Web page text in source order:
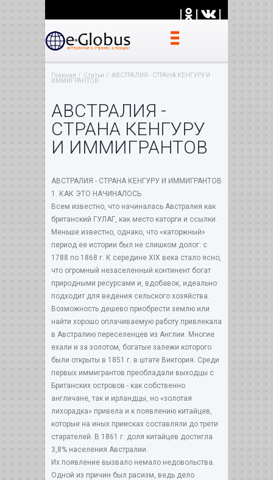
| | |
Главная Статьи
АВСТРАЛИЯ - СТРАНА КЕНГУРУ И
ИММИГРАНТОВ
АВСТРАЛИЯ -
СТРАНА КЕНГУРУ
И ИММИГРАНТОВ
АВСТРАЛИЯ - СТРАНА КЕНГУРУ И ИММИГРАНТОВ
1. КАК ЭТО НАЧИНАЛОСЬ
Всем известно, что начиналась Австралия как
британский ГУЛАГ, как место каторги и ссылки.
Меньше известно, однако, что «каторжный»
период ее истории был не слишком долог: с
1788 по 1868 г. К середине XIX века стало ясно,
что огромный незаселенный континент богат
природными ресурсами и, вдобавок, идеально
подходит для ведения сельского хозяйства.
Возможность дешево приобрести землю или
найти хорошо оплачиваемую работу привлекала
в Австралию переселенцев из Англии. Многие
ехали и за золотом, богатые залежи которого
были открыты в 1851 г. в штате Виктория. Среди
первых иммигрантов преобладали выходцы с
Британских островов - как собственно
англичане, так и ирландцы, но «золотая
лихорадка» привела и к появлению китайцев,
которые на иных приисках составляли до трети
старателей. В 1861 г. доля китайцев достигла
3,8% населения Австралии.
Их появление вызвало немало недовольства.
Одной из причин был расизм, ведь дело